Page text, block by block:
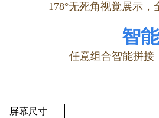
178°无死角视觉展示
智
任意组合智能拼接
屏幕尺寸